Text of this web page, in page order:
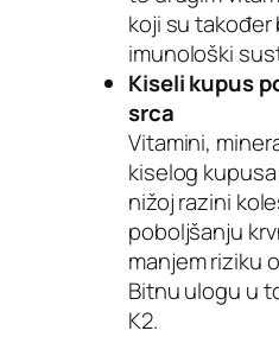
koji su također
imunološki
Kiseli kupus
srca
Vitamini,
kiselog
nižoj razini
poboljšanju
manjem riziku
Bitnu ulogu u
K2.